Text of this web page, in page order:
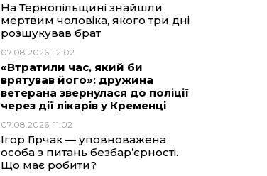
На Тернопільщині знайшли
мертвим чоловіка, якого три дні
розшукував брат
07.08.2026, 12:02
«Втратили час, який би
врятував його»: дружина
ветерана звернулася до поліції
через дії лікарів у Кременці
07.08.2026, 11:02
Ігор Гірчак — уповноважена
особа з питань безбар’єрності.
Що має робити?